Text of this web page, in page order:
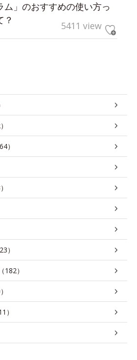
ム」のおすすめの使い方っ
？
5411 view
）
）
182）
）